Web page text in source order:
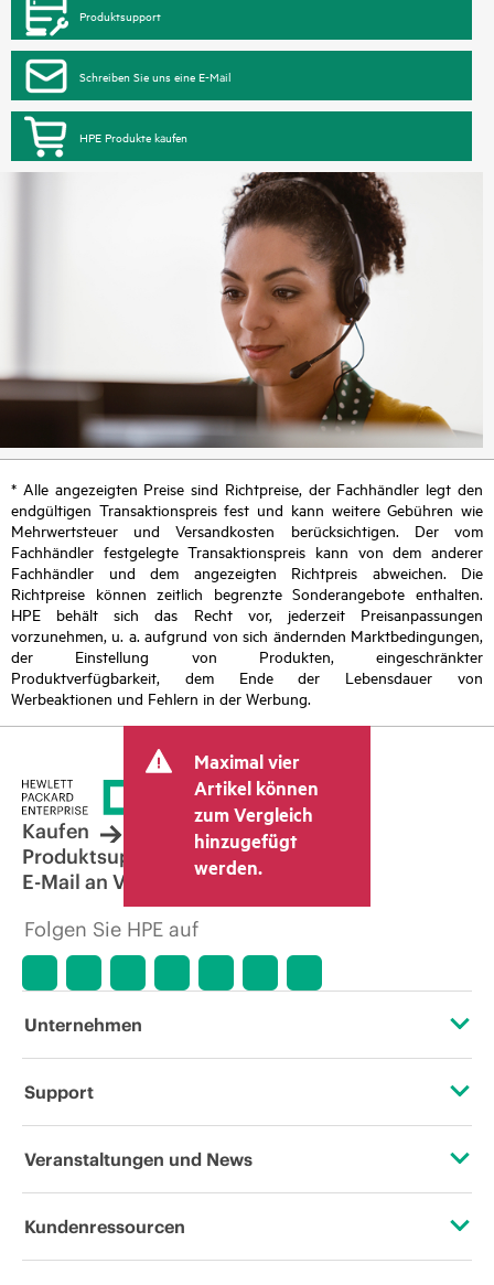
Produktsupport
Schreiben Sie uns eine E-Mail
HPE Produkte kaufen
* Alle angezeigten Preise sind Richtpreise, der Fachhändler legt den
endgültigen Transaktionspreis fest und kann weitere Gebühren wie
Mehrwertsteuer und Versandkosten berücksichtigen. Der vom
Fachhändler festgelegte Transaktionspreis kann von dem anderer
Fachhändler und dem angezeigten Richtpreis abweichen. Die
Richtpreise können zeitlich begrenzte Sonderangebote enthalten.
HPE behält sich das Recht vor, jederzeit Preisanpassungen
vorzunehmen, u. a. aufgrund von sich ändernden Marktbedingungen,
der Einstellung von Produkten, eingeschränkter
Produktverfügbarkeit, dem Ende der Lebensdauer von
Werbeaktionen und Fehlern in der Werbung.
Maximal vier
Artikel können
zum Vergleich
hinzugefügt
werden.
Kaufen
Produktsupport
E-Mail an Vertrieb
Folgen Sie HPE auf
Unternehmen
Über HPE
Unternehmensverantwortung
Support
Operational Support Services
Veranstaltungen und News
Veranstaltungen
Kundenressourcen